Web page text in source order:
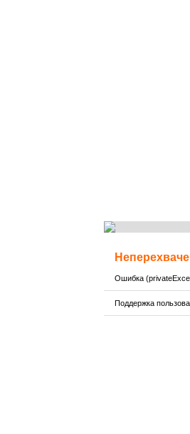
Ошибка
Поддержка